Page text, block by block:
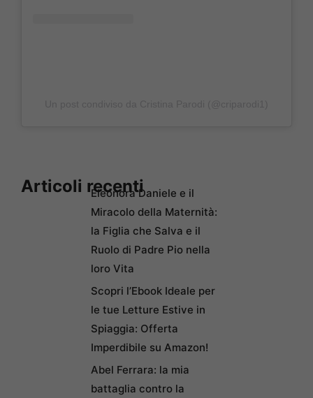
Articoli recentiEleonora Daniele e il
Miracolo della Maternità:
la Figlia che Salva e il
Ruolo di Padre Pio nella
loro Vita
Scopri l’Ebook Ideale per
le tue Letture Estive in
Spiaggia: Offerta
Imperdibile su Amazon!
Abel Ferrara: la mia
battaglia contro la